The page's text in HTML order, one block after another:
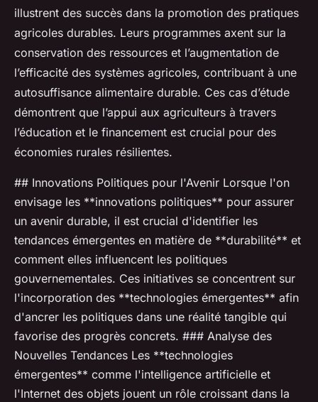
illustrent des succès dans la promotion des pratiques
agricoles durables. Leurs programmes axent sur la
conservation des ressources et l’augmentation de
l’efficacité des systèmes agricoles, contribuant à une
autosuffisance alimentaire durable. Ces cas d’étude
démontrent que l’appui aux agriculteurs à travers
l’éducation et le financement est crucial pour des
économies rurales résilientes.
## Innovations Politiques pour l'Avenir Lorsque l'on
envisage les **innovations politiques** pour assurer
un avenir durable, il est crucial d'identifier les
tendances émergentes en matière de **durabilité** et
comment elles influencent les politiques
gouvernementales. Ces initiatives se concentrent sur
l'incorporation des **technologies émergentes** afin
d'ancrer les politiques dans une réalité tangible qui
favorise des progrès concrets. ### Analyse des
Nouvelles Tendances Les **technologies
émergentes** comme l'intelligence artificielle et
l'Internet des objets jouent un rôle croissant dans la